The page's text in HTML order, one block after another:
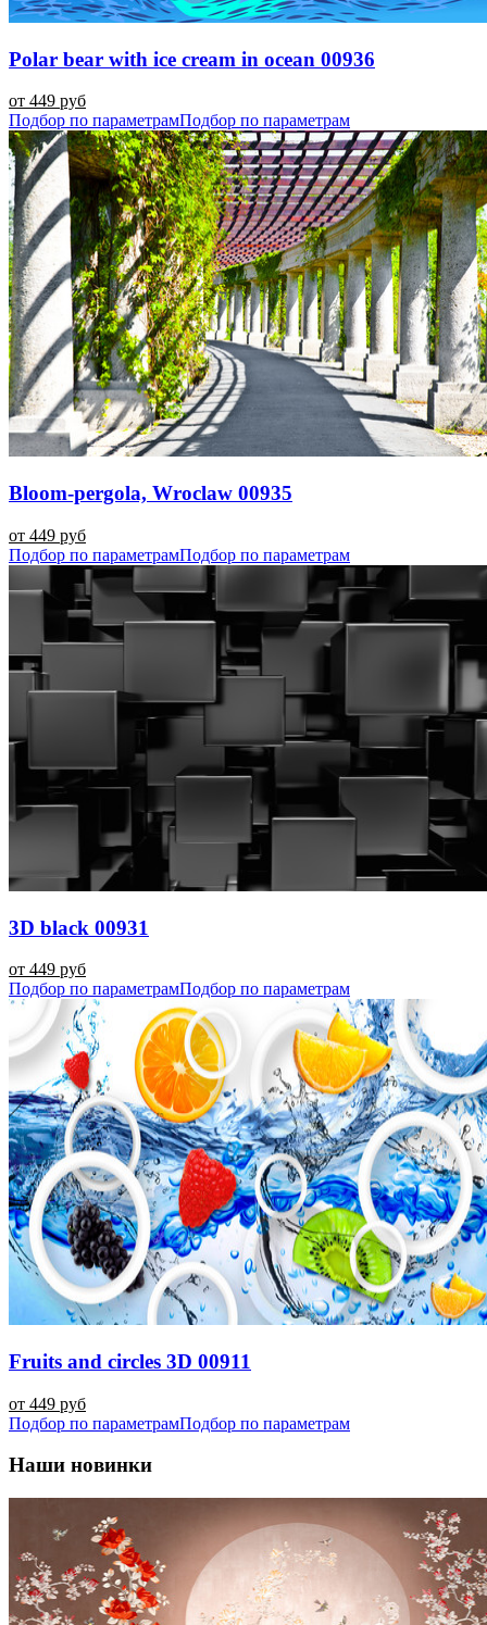
Polar bear with ice cream in ocean 00936
от 449 руб
Подбор по параметрамПодбор по параметрам
Bloom-pergola, Wroclaw 00935
от 449 руб
Подбор по параметрамПодбор по параметрам
3D black 00931
от 449 руб
Подбор по параметрамПодбор по параметрам
Fruits and circles 3D 00911
от 449 руб
Подбор по параметрамПодбор по параметрам
Наши новинки